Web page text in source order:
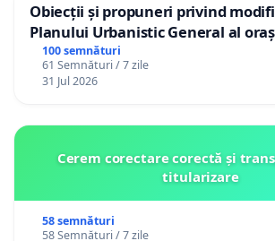
Obiecții și propuneri privind
Planului Urbanistic General al
100 semnături
61 Semnături / 7 zile
31 Jul 2026
Cerem corectare corectă și
titularizare
58 semnături
58 Semnături / 7 zile